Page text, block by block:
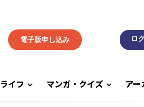
電子版申し込み
ライフ マンガ・クイズ ア